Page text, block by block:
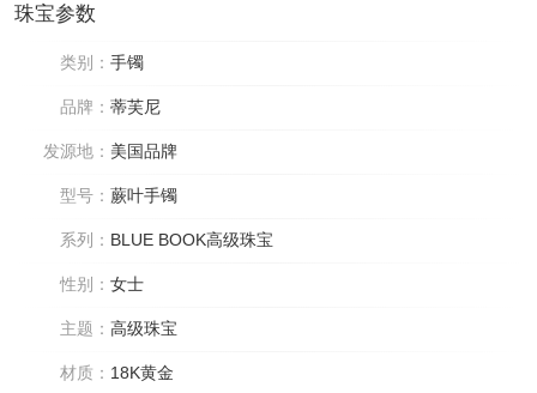
珠宝参数
类别： 手镯
品牌： 蒂芙尼
发源地： 美国品牌
型号： 蕨叶手镯
系列： BLUE BOOK高级珠宝
性别： 女士
主题： 高级珠宝
材质： 18K黄金